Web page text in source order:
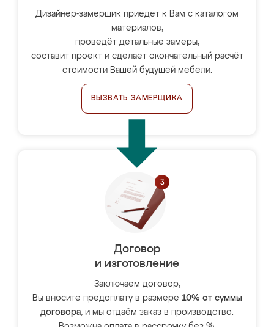
Дизайнер-замерщик приедет к Вам с каталогом
материалов,
проведёт детальные замеры,
составит проект и сделает окончательный расчёт
стоимости Вашей будущей мебели.
ВЫЗВАТЬ ЗАМЕРЩИКА
Договор
и изготовление
Заключаем договор,
Вы вносите предоплату в размере 10% от суммы
договора, и мы отдаём заказ в производство.